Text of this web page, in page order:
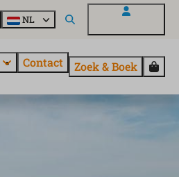
NL
Contact Zoek & Boek